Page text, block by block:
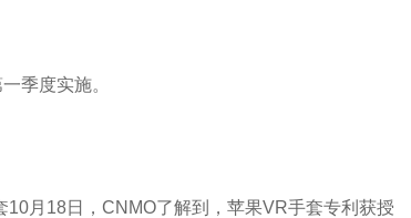
季度实施。
月18日，CNMO了解到，苹果VR手套专利获授